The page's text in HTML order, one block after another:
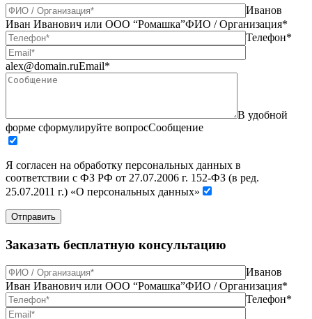
Иванов
Иван Иванович или ООО “Ромашка”ФИО / Организация*
Телефон*
alex@domain.ruEmail*
В удобной
форме сформулируйте вопросСообщение
Я согласен на обработку персональных данных в
соответствии с ФЗ РФ от 27.07.2006 г. 152-ФЗ (в ред.
25.07.2011 г.) «О персональных данных»
Отправить
Заказать бесплатную консультацию
Иванов
Иван Иванович или ООО “Ромашка”ФИО / Организация*
Телефон*